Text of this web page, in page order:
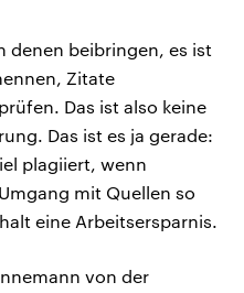
denen beibringen, es ist
Zitate
Das ist also keine
Das ist es ja gerade:
plagiiert, wenn
mit Quellen so
eine Arbeitsersparnis.
von der